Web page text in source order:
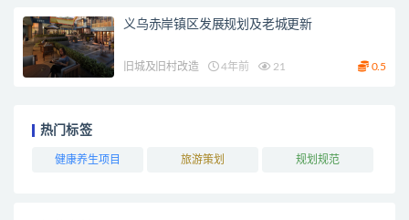
义乌赤岸镇区发展规划及老城更新
旧城及旧村改造 4年前 21 0.5
热门标签
健康养生项目 旅游策划 规划规范